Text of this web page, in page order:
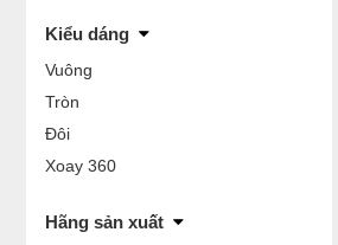
Kiểu dáng
Vuông
Tròn
Đôi
Xoay 360
Hãng sản xuất